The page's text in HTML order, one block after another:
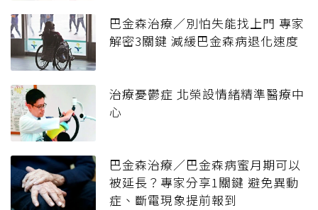
巴金森治療／別怕失能找上門 專家
解密3關鍵 減緩巴金森病退化速度
治療憂鬱症 北榮設情緒精準醫療中
心
巴金森治療／巴金森病蜜月期可以
被延長？專家分享1關鍵 避免異動
症、斷電現象提前報到